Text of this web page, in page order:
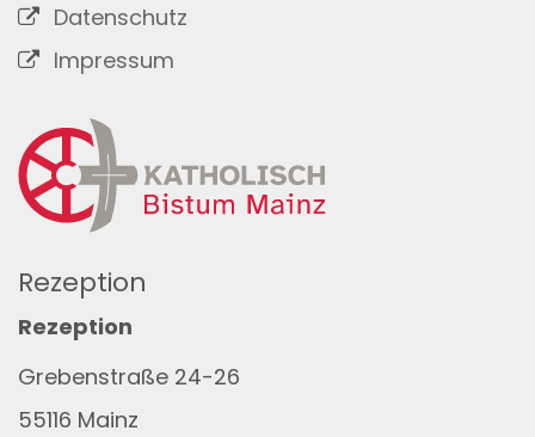
Datenschutz
Impressum
Rezeption
Rezeption
Grebenstraße 24-26
55116 Mainz